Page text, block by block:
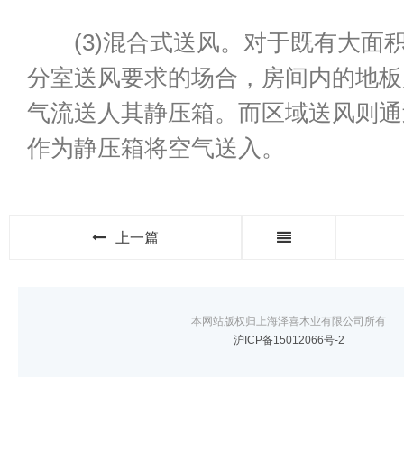
(3)混合式送风。对于既有大面
分室送风要求的场合，房间内的地
气流送人其静压箱。而区域送风则
作为静压箱将空气送入。
上一篇
本网站版权归上海泽喜木业有限公司所有
沪ICP备15012066号-2